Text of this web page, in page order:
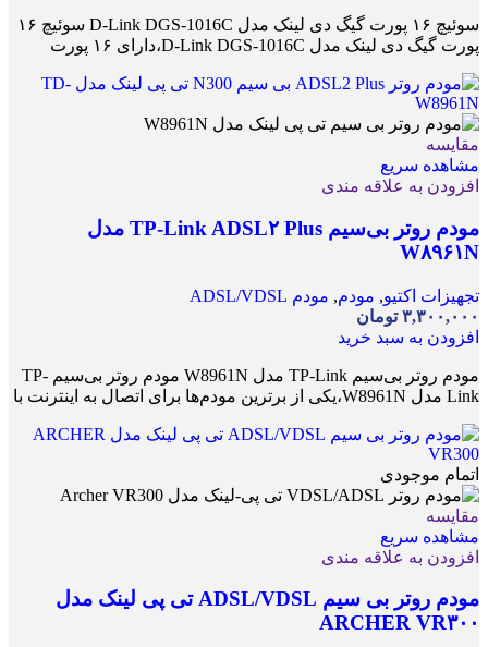
سوئیچ ۱۶ پورت گیگ دی لینک مدل D-Link DGS-1016C سوئیچ ۱۶
پورت گیگ دی لینک مدل D-Link DGS-1016C،دارای ۱۶ پورت
مقایسه
مشاهده سریع
افزودن به علاقه مندی
مودم روتر بی‌سیم TP-Link ADSL۲ Plus مدل
W۸۹۶۱N
تجهیزات اکتیو, مودم, مودم ADSL/VDSL
۳,۳۰۰,۰۰۰ تومان
افزودن به سبد خرید
مودم روتر بی‌سیم TP-Link مدل W8961N مودم روتر بی‌سیم TP-
Link مدل W8961N،یکی از برترین مودم‌ها برای اتصال به اینترنت با
اتمام موجودی
مقایسه
مشاهده سریع
افزودن به علاقه مندی
مودم روتر بی سیم ADSL/VDSL تی پی لینک مدل
ARCHER VR۳۰۰